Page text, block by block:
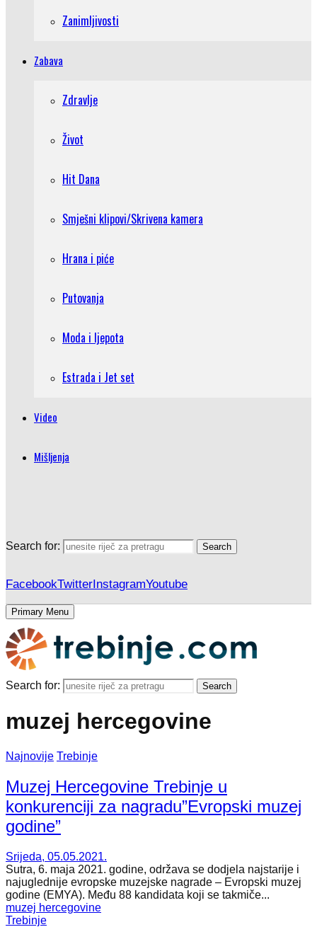
Zanimljivosti
Zabava
Zdravlje
Život
Hit Dana
Smješni klipovi/Skrivena kamera
Hrana i piće
Putovanja
Moda i ljepota
Estrada i Jet set
Video
Mišljenja
Search for: Search
FacebookTwitterInstagramYoutube
Primary Menu
Search for: Search
muzej hercegovine
Najnovije Trebinje
Muzej Hercegovine Trebinje u
konkurenciji za nagradu”Evropski muzej
godine”
Srijeda, 05.05.2021.
Sutra, 6. maja 2021. godine, održava se dodjela najstarije i
najuglednije evropske muzejske nagrade – Evropski muzej
godine (EMYA). Među 88 kandidata koji se takmiče...
muzej hercegovine
Trebinje